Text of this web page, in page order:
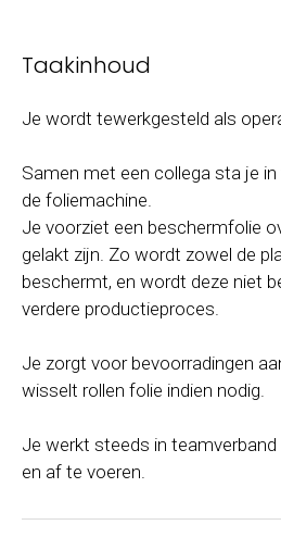
Taakinhoud
Je wordt tewerkgesteld als
Samen met een collega sta je
de foliemachine.
Je voorziet een beschermfolie
gelakt zijn. Zo wordt zowel de
beschermt, en wordt deze niet
verdere productieproces.
Je zorgt voor bevoorradingen
wisselt rollen folie indien nodig.
Je werkt steeds in teamverband
en af te voeren.